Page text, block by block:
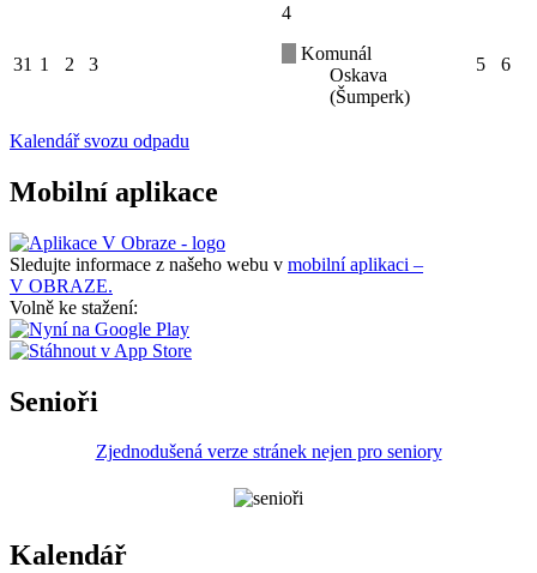
31 1 2 3
4
Komunál
Oskava
(Šumperk)
5 6
Kalendář svozu odpadu
Mobilní aplikace
Sledujte informace z našeho webu v mobilní aplikaci –
V OBRAZE.
Volně ke stažení:
Senioři
Zjednodušená verze stránek nejen pro seniory
Kalendář